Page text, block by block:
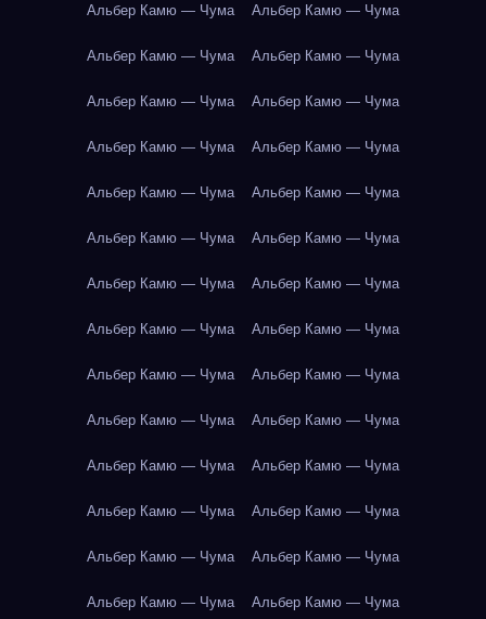
Альбер Камю — Чума Альбер Камю — Чума
Альбер Камю — Чума Альбер Камю — Чума
Альбер Камю — Чума Альбер Камю — Чума
Альбер Камю — Чума Альбер Камю — Чума
Альбер Камю — Чума Альбер Камю — Чума
Альбер Камю — Чума Альбер Камю — Чума
Альбер Камю — Чума Альбер Камю — Чума
Альбер Камю — Чума Альбер Камю — Чума
Альбер Камю — Чума Альбер Камю — Чума
Альбер Камю — Чума Альбер Камю — Чума
Альбер Камю — Чума Альбер Камю — Чума
Альбер Камю — Чума Альбер Камю — Чума
Альбер Камю — Чума Альбер Камю — Чума
Альбер Камю — Чума Альбер Камю — Чума